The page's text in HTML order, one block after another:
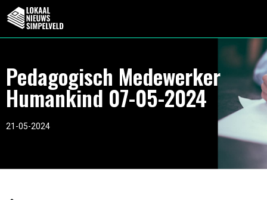
Pedagogisch Medewerker
Humankind 07-05-2024
21-05-2024